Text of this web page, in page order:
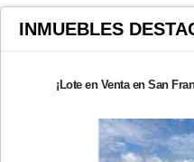
INMUEBLES
¡Lote en Venta en San